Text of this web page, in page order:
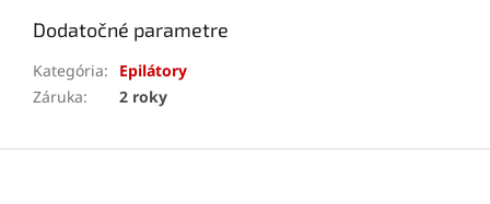
Dodatočné parametre
Kategória:
Epilátory
Záruka: 2 roky